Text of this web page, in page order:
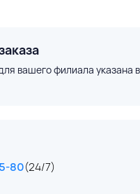
вашего филиала указана
80(24/7)